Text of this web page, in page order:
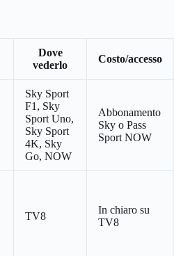
Dove
vederlo
Costo/accesso
Sky Sport
F1, Sky
Sport Uno,
Sky Sport
4K, Sky
Go, NOW
Abbonamento
Sky o Pass
Sport NOW
TV8
In chiaro su
TV8